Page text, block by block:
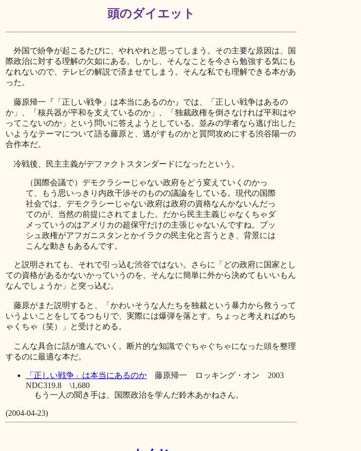
頭のダイエット
外国で紛争が起こるたびに、やれやれと思ってしまう。その主要な原因は、国
際政治に対する理解の欠如にある。しかし、そんなことを今さら勉強する気にも
なれないので、テレビの解説で済ませてしまう。そんな私でも理解できる本があ
った。
藤原帰一『「正しい戦争」は本当にあるのか』では、「正しい戦争はあるの
か」、「核兵器が平和を支えているのか」、「独裁政権を倒さなければ平和はや
ってこないのか」という問いに答えようとしている。並みの学者なら逃げ出した
いようなテーマについて語る藤原と、逃がすものかと質問攻めにする渋谷陽一の
合作本だ。
冷戦後、民主主義がデファクトスタンダードになったという。
（国際会議で）デモクラシーじゃない政府をどう変えていくのかっ
て、もう思いっきり内政干渉そのものの議論をしている。現代の国際
社会では、デモクラシーじゃない政府は政府の資格なんかないんだっ
てのが、当然の前提にされてました。だから民主主義じゃなくちゃダ
メっていうのはアメリカの超保守だけの主張じゃないんですね。ブッ
シュ政権がアフガニスタンとかイラクの民主化と言うとき、背景には
こんな動きもあるんです。
と説明されても、それで引っ込む渋谷ではない。さらに「どの政府に国家とし
ての資格があるかないかっていうのを、そんなに簡単に外から決めてもいいもん
なんでしょうか」と突っ込む。
藤原がまた説明すると、「かわいそうな人たちを独裁という暴力から救うって
いうよいことをしてるつもりで、実際には爆弾を落とす。ちょっと考えればめち
ゃくちゃ（笑）」と受けとめる。
こんな具合に話が進んでいく。断片的な知識でぐちゃぐちゃになった頭を整理
するのに最適な本だ。
「正しい戦争」は本当にあるのか 藤原帰一 ロッキング・オン 2003
NDC319.8 \1,680
もう一人の聞き手は、国際政治を学んだ鈴木あかねさん。
(2004-04-23)